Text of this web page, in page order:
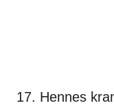
17. Hennes